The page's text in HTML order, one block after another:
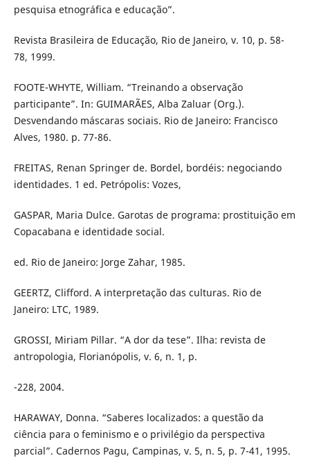
pesquisa etnográfica e educação”.
Revista Brasileira de Educação, Rio de Janeiro, v. 10, p. 58-
78, 1999.
FOOTE-WHYTE, William. “Treinando a observação
participante”. In: GUIMARÃES, Alba Zaluar (Org.).
Desvendando máscaras sociais. Rio de Janeiro: Francisco
Alves, 1980. p. 77-86.
FREITAS, Renan Springer de. Bordel, bordéis: negociando
identidades. 1 ed. Petrópolis: Vozes,
GASPAR, Maria Dulce. Garotas de programa: prostituição em
Copacabana e identidade social.
ed. Rio de Janeiro: Jorge Zahar, 1985.
GEERTZ, Clifford. A interpretação das culturas. Rio de
Janeiro: LTC, 1989.
GROSSI, Miriam Pillar. “A dor da tese”. Ilha: revista de
antropologia, Florianópolis, v. 6, n. 1, p.
-228, 2004.
HARAWAY, Donna. “Saberes localizados: a questão da
ciência para o feminismo e o privilégio da perspectiva
parcial”. Cadernos Pagu, Campinas, v. 5, n. 5, p. 7-41, 1995.